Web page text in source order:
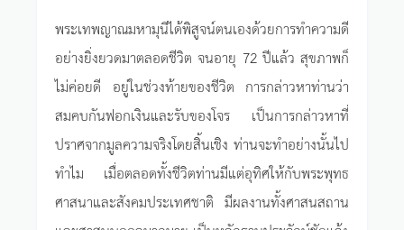
พระเทพญาณมหามุนีได้พิสูจน์ตนเองด้วยการทำความดี
อย่างยิ่งยวดมาตลอดชีวิต จนอายุ 72 ปีแล้ว สุขภาพก็
ไม่ค่อยดี อยู่ในช่วงท้ายของชีวิต การกล่าวหาท่านว่า
สมคบกันฟอกเงินและรับของโจร เป็นการกล่าวหาที่
ปราศจากมูลความจริงโดยสิ้นเชิง ท่านจะทำอย่างนั้นไป
ทำไม เมื่อตลอดทั้งชีวิตท่านมีแต่อุทิศให้กับพระพุทธ
ศาสนาและสังคมประเทศชาติ มีผลงานทั้งศาสนสถาน